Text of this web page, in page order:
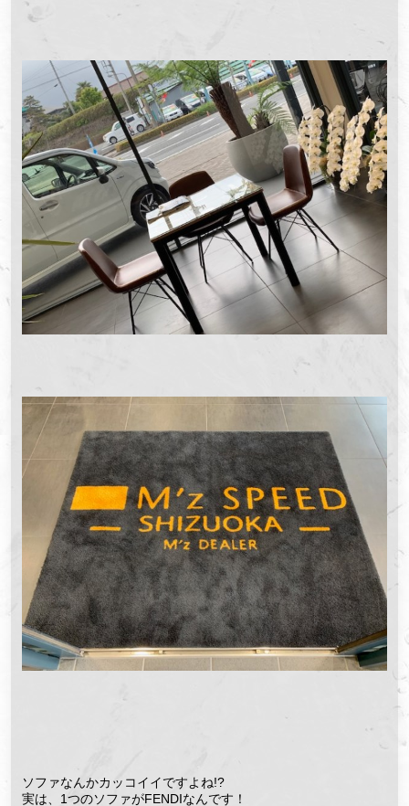
ソファなんかカッコイイですよね!?
実は、1つのソファがFENDIなんです！